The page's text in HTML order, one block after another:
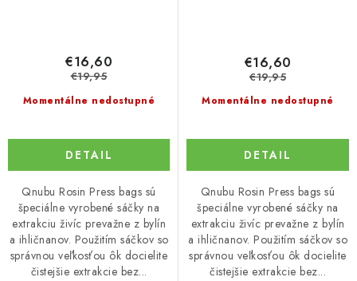
Momentálne nedostupné
€16,60
€19,95
DETAIL
Qnubu Rosin Press bags sú
špeciálne vyrobené sáčky na
extrakciu živíc prevažne z bylín
a ihličnanov. Použitím sáčkov so
správnou veľkosťou ôk docielite
čistejšie extrakcie bez...
Momentálne nedostupné
€16,60
€19,95
DETAIL
Qnubu Rosin Press bags sú
špeciálne vyrobené sáčky na
extrakciu živíc prevažne z bylín
a ihličnanov. Použitím sáčkov so
správnou veľkosťou ôk docielite
čistejšie extrakcie bez...